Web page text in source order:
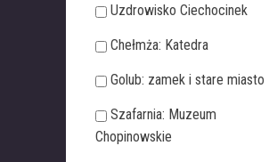
Uzdrowisko Ciechocinek
Chełmża: Katedra
Golub: zamek i stare miasto
Szafarnia: Muzeum
Chopinowskie